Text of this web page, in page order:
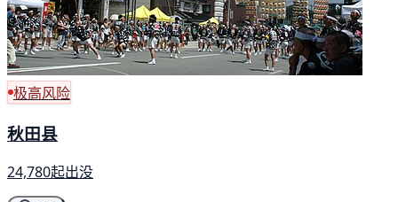
极高风险
秋田县
24,780起出没